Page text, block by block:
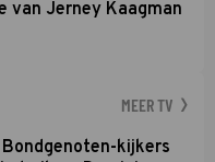
van Jerney Kaagman
MEER TV
kijkers